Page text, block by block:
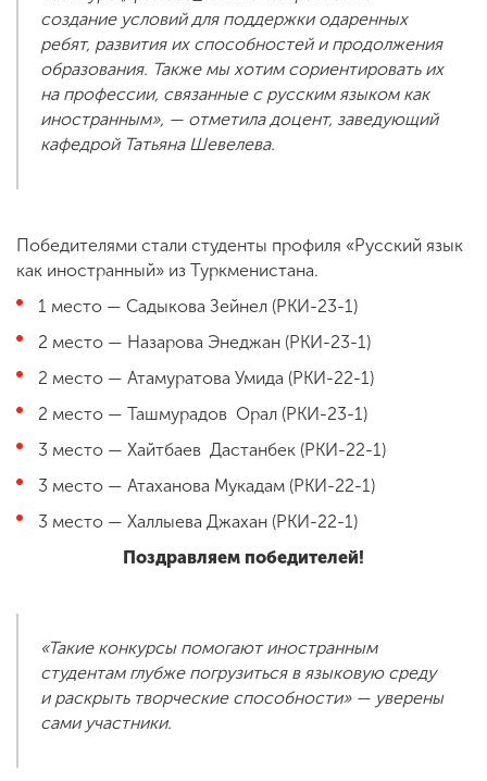
создание условий для поддержки одаренных
ребят, развития их способностей и продолжения
образования. Также мы хотим сориентировать их
на профессии, связанные с русским языком как
иностранным», — отметила доцент, заведующий
кафедрой Татьяна Шевелева.
Победителями стали студенты профиля «Русский язык
как иностранный» из Туркменистана.
1 место — Садыкова Зейнел (РКИ-23-1)
2 место — Назарова Энеджан (РКИ-23-1)
2 место — Атамуратова Умида (РКИ-22-1)
2 место — Ташмурадов Орал (РКИ-23-1)
3 место — Хайтбаев Дастанбек (РКИ-22-1)
3 место — Атаханова Мукадам (РКИ-22-1)
3 место — Халлыева Джахан (РКИ-22-1)
Поздравляем победителей!
«Такие конкурсы помогают иностранным
студентам глубже погрузиться в языковую среду
и раскрыть творческие способности» — уверены
сами участники.